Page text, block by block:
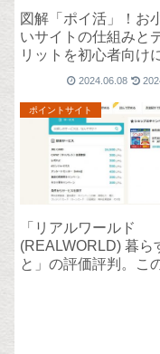
図解「ポイ活」！お
いサイトの仕組みと
リットを初心者向け
2024.06.08
ポイントサイト
「リアルワールド
(REALWORLD) 暮ら
と」の評価評判。こ